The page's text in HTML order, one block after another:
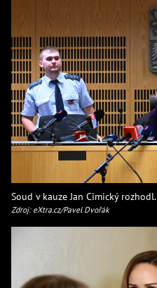
Soud v kauze Jan Cimický rozhodl.
Zdroj: eXtra.cz/Pavel Dvořák